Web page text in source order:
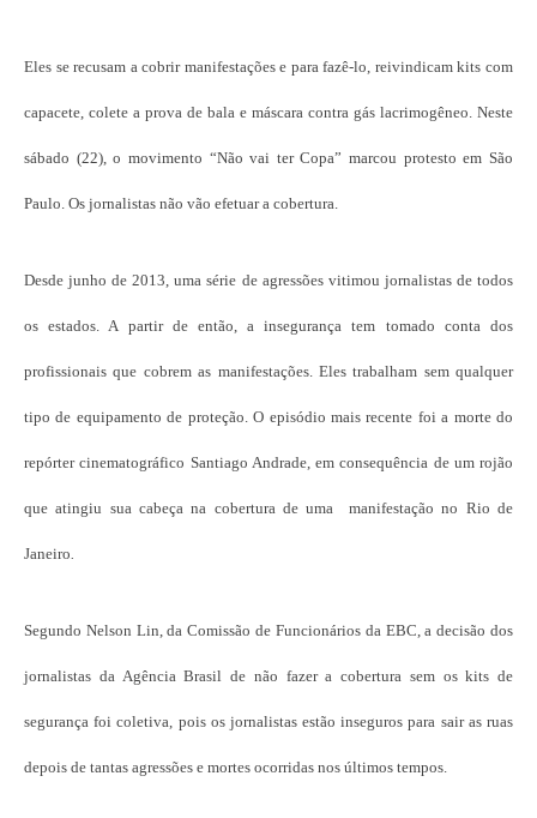
Eles se recusam a cobrir manifestações e para fazê-lo, reivindicam kits com
capacete, colete a prova de bala e máscara contra gás lacrimogêneo. Neste
sábado (22), o movimento “Não vai ter Copa” marcou protesto em São
Paulo. Os jornalistas não vão efetuar a cobertura.
Desde junho de 2013, uma série de agressões vitimou jornalistas de todos
os estados. A partir de então, a insegurança tem tomado conta dos
profissionais que cobrem as manifestações. Eles trabalham sem qualquer
tipo de equipamento de proteção. O episódio mais recente foi a morte do
repórter cinematográfico Santiago Andrade, em consequência de um rojão
que atingiu sua cabeça na cobertura de uma manifestação no Rio de
Janeiro
Segundo Nelson Lin, da Comissão de Funcionários da EBC, a decisão dos
jornalistas da Agência Brasil de não fazer a cobertura sem os kits de
segurança foi coletiva, pois os jornalistas estão inseguros para sair as ruas
depois de tantas agressões e mortes ocorridas nos últimos tempos.